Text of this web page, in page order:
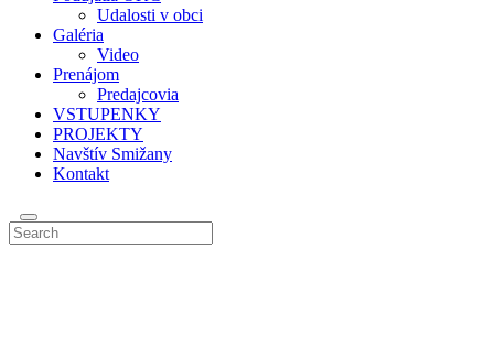
Udalosti v obci
Galéria
Video
Prenájom
Predajcovia
VSTUPENKY
PROJEKTY
Navštív Smižany
Kontakt